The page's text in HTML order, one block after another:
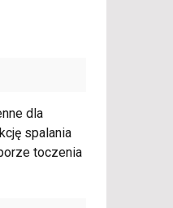
dla
spalania
toczenia